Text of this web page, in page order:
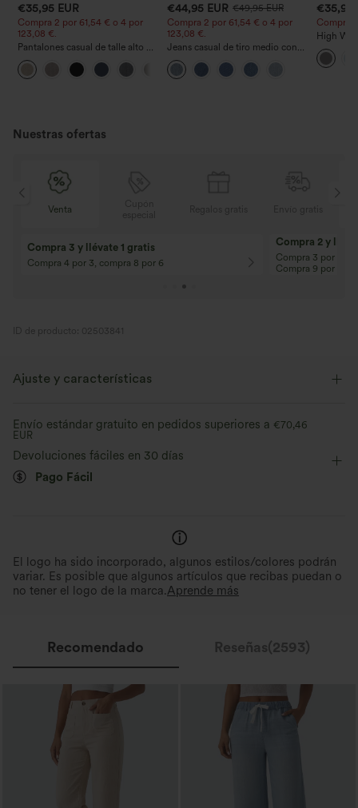
€35,95 EUR
Compra 2 por 61,54 € o 4 por
123,08 €.
Pantalones casual de talle alto y
pierna recta con tacto de lino y
bolsillos
€44,95 EUR €49,95 EUR
Compra 2 por 61,54 € o 4 por
123,08 €.
Jeans casual de tiro medio con
cordón y bolsillos
€35,95
Compra
High
Straight
Nuestras ofertas
Venta
Compra 3 y llévate 1 gratis
Compra 4 por 3, compra 8 por 6
Compra 2 y
Compra 3 por 2,
Compra 9 por 6
ID de producto: 02503841
Ajuste y características
Corte entallado Cuello redondo Manga raglán
Fácil de poner Manga larga
Elástico en 4 direcciones
Envío estándar gratuito en pedidos superiores a €70,46
EUR
Devoluciones fáciles en 30 días
Pago Fácil
El logo ha sido incorporado, algunos estilos/colores podrán
variar. Es posible que algunos artículos que recibas puedan o
no tener el logo de la marca.Aprende más
Recomendado Reseñas(2593)